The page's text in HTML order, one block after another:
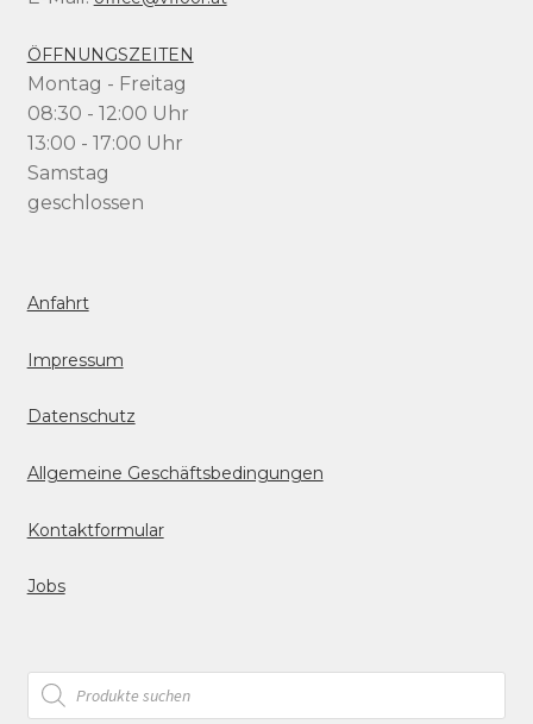
ÖFFNUNGSZEITEN
Montag - Freitag
08:30 - 12:00 Uhr
13:00 - 17:00 Uhr
Samstag
geschlossen
Anfahrt
Impressum
Datenschutz
Allgemeine Geschäftsbedingungen
Kontaktformular
Jobs
Products
search